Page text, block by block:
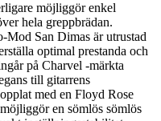
möjliggör enkel
hela greppbrädan.
Mod San Dimas är utrustad
optimal prestanda och
på Charvel -märkta
till gitarrens
med en Floyd Rose
en sömlös sömlös